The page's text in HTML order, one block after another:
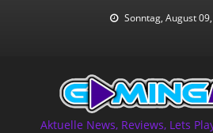
Sonntag, August
Aktuelle News, Reviews, Lets